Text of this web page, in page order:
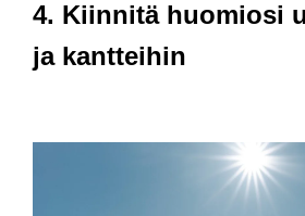
4. Kiinnitä huomiosi ulkosukseen
ja kantteihin